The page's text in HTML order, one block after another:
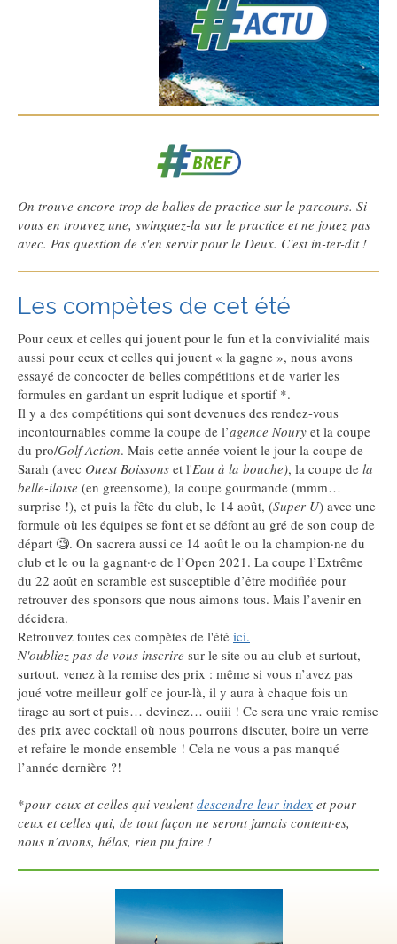
On trouve encore trop de balles de practice sur le parcours. Si
vous en trouvez une, swinguez-la sur le practice et ne jouez pas
avec. Pas question de s'en servir pour le Deux. C'est in-ter-dit !
Les compètes de cet été
Pour ceux et celles qui jouent pour le fun et la convivialité mais
aussi pour ceux et celles qui jouent « la gagne », nous avons
essayé de concocter de belles compétitions et de varier les
formules en gardant un esprit ludique et sportif *.
Il y a des compétitions qui sont devenues des rendez-vous
incontournables comme la coupe de l’agence Noury et la coupe
du pro/Golf Action. Mais cette année voient le jour la coupe de
Sarah (avec Ouest Boissons et l'Eau à la bouche), la coupe de la
belle-iloise (en greensome), la coupe gourmande (mmm…
surprise !), et puis la fête du club, le 14 août, (Super U) avec une
formule où les équipes se font et se défont au gré de son coup de
départ 🧐. On sacrera aussi ce 14 août le ou la champion·ne du
club et le ou la gagnant·e de l’Open 2021. La coupe l’Extrême
du 22 août en scramble est susceptible d’être modifiée pour
retrouver des sponsors que nous aimons tous. Mais l’avenir en
décidera.
Retrouvez toutes ces compètes de l'été ici.
N'oubliez pas de vous inscrire sur le site ou au club et surtout,
surtout, venez à la remise des prix : même si vous n’avez pas
joué votre meilleur golf ce jour-là, il y aura à chaque fois un
tirage au sort et puis… devinez… ouiii ! Ce sera une vraie remise
des prix avec cocktail où nous pourrons discuter, boire un verre
et refaire le monde ensemble ! Cela ne vous a pas manqué
l’année dernière ?!
*pour ceux et celles qui veulentdescendre leur index et pour
ceux et celles qui, de tout façon ne seront jamais content·es,
nous n’avons, hélas, rien pu faire !